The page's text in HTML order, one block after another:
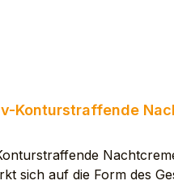
Konturstraffende
sich auf die Form des